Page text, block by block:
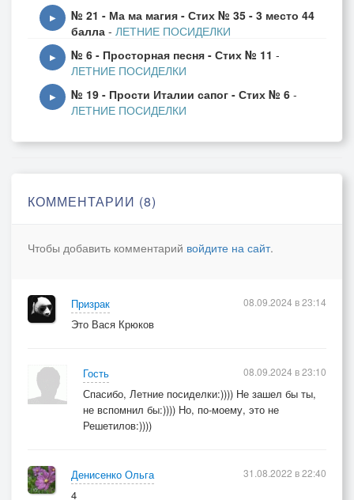
▶
№ 21 - Ма ма магия - Стих № 35 - 3 место 44
балла - ЛЕТНИЕ ПОСИДЕЛКИ
▶ № 6 - Просторная песня - Стих № 11 -
ЛЕТНИЕ ПОСИДЕЛКИ
▶ № 19 - Прости Италии сапог - Стих № 6 -
ЛЕТНИЕ ПОСИДЕЛКИ
КОММЕНТАРИИ (8)
Чтобы добавить комментарий войдите на сайт.
Призрак
Это Вася Крюков
08.09.2024 в 23:14
Гость
Спасибо, Летние посиделки:)))) Не зашел бы ты,
не вспомнил бы:)))) Но, по-моему, это не
Решетилов:))))
08.09.2024 в 23:10
Денисенко Ольга
4
31.08.2022 в 22:40